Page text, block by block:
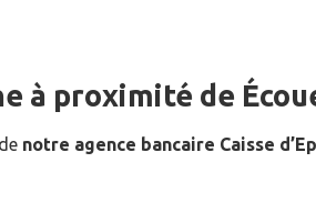
à proximité de
notre agence bancaire Caisse